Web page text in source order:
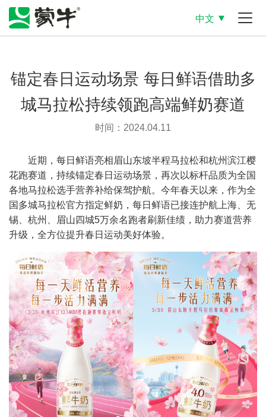
中文
锚定春日运动场景 每日鲜语借助多
城马拉松持续领跑高端鲜奶赛道
时间：2024.04.11
近期，每日鲜语亮相眉山东坡半程马拉松和杭州滨江樱
花跑赛道，持续锚定春日运动场景，再次以标杆品质为全国
各地马拉松选手营养补给保驾护航。今年春天以来，作为全
国多城马拉松官方指定鲜奶，每日鲜语已接连护航上海、无
锡、杭州、眉山四城5万余名跑者刷新佳绩，助力赛道营养
升级，全方位提升春日运动美好体验。